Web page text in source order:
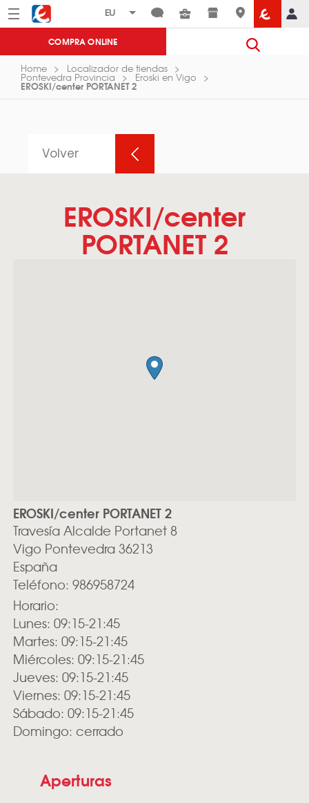
Menú Eroski
COMPRA ONLINE
Home Localizador de tiendas
Pontevedra Provincia Eroski en Vigo
EROSKI/center PORTANET 2
Volver
EROSKI/center
PORTANET 2
EROSKI/center PORTANET 2
Travesía Alcalde Portanet 8
Vigo Pontevedra 36213
España
Teléfono: 986958724
Horario:
Lunes: 09:15-21:45
Martes: 09:15-21:45
Miércoles: 09:15-21:45
Jueves: 09:15-21:45
Viernes: 09:15-21:45
Sábado: 09:15-21:45
Domingo: cerrado
Aperturas